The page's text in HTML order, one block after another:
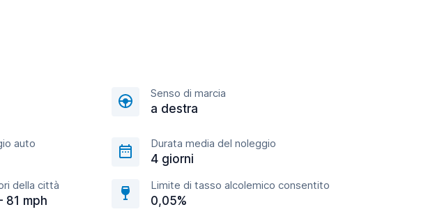
Senso di marcia
a destra
auto Durata media del noleggio
4 giorni
della città
81 mph
Limite di tasso alcolemico consentito
0,05%